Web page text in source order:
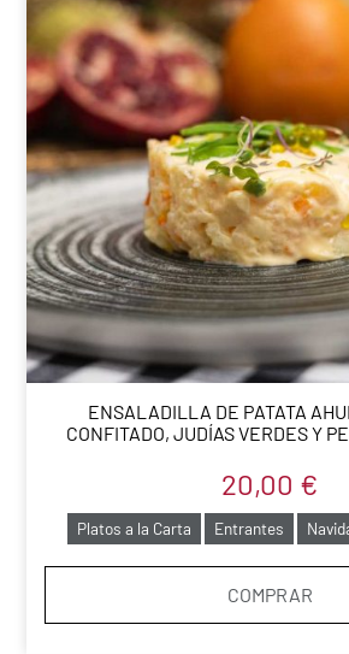
ENSALADILLA DE PATATA
CONFITADO, JUDÍAS VERDES Y
20,00 €
Platos a la Carta Entrantes
COMPRAR